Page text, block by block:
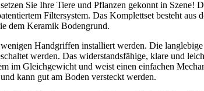
Sie Ihre Tiere und Pflanzen gekonnt in Szene!
Filtersystem. Das Komplettset besteht
dem Keramik Bodengrund.
Handgriffen installiert werden. Die
werden. Das widerstandsfähige, klare und
im Gleichgewicht und weist einen einfachen
kann gut am Boden versteckt werden.